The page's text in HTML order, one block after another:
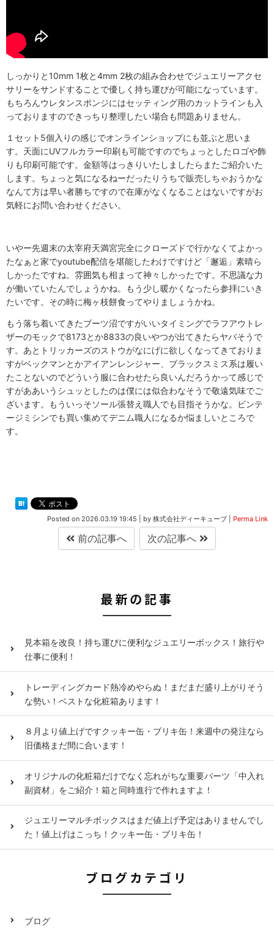
しっかりと10mm 1枚と4mm 2枚の組み合わせでジュエリーアクセ
サリーをサンドすることで優しく持ち運びが可能になっています。
もちろんウレタンスポンジにはセッティング用のカットラインも入
っておりますのできっちり整理したい場合も問題ありません。
１セット5個入りの感じでオンラインショップにも並ぶと思いま
す。天面にUVフルカラー印刷も可能ですのでちょっとしたロゴや飾
りも印刷可能です。金額等はっきりいたしましたらまたご紹介いた
します。ちょっと気になるねーだったりうちで販売しちゃおうかな
なんて方は早い者勝ちですので在庫がなくなることはないですがお
気軽にお問い合わせください。
いやー先週末の太宰府天満宮完全にクローズドで行かなくてよかっ
たなぁと家でyoutube配信を堪能したわけですけど「邂逅」素晴ら
しかったですね。雰囲気も相まって神々しかったです。不思議な力
が働いていたんでしょうかね。もう少し暖かくなったら参拝にいき
たいです。その時に梅ヶ枝餅食ってやりましょうかね。
もう落ち着いてきたブーツ沼ですがいいタイミングでラフアウトレ
ザーのモックで8173とか8833の良いやつが出てきたらヤバそうで
す。あとトリッカーズのストウがなにげに欲しくなってきておりま
すがベックマンとかアイアンレンジャー、ブラックスミス系は履い
たことないのでどういう服に合わせたら良いんだろうかって感じで
すがああいうシュッとしたのは僕には似合わなそうで敬遠気味でご
ざいます。もういっそソール張替え職人でも目指そうかな。ビンテ
ージミシンでも買い集めてデニム職人になるか悩ましいところで
す。
Posted on 2026.03.19 19:45 by 株式会社ディーキューブ Perma Link
前の記事へ 次の記事へ
最新の記事
見本箱を改良！持ち運びに便利なジュエリーボックス！旅行や
仕事に便利！
トレーディングカード熱冷めやらぬ！まだまだ盛り上がりそう
な勢い！ベストな化粧箱あります！
８月より値上げですクッキー缶・ブリキ缶！来週中の発注なら
旧価格まだ間に合います！
オリジナルの化粧箱だけでなく忘れがちな重要パーツ「中入れ
副資材」をご紹介！箱と同時進行で作れますよ！
ジュエリーマルチボックスはまだ値上げ予定はありませんでし
た！値上げはこっち！クッキー缶・ブリキ缶！
ブログカテゴリ
ブログ